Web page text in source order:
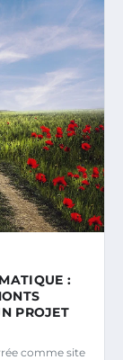
:
PROJET
comme site